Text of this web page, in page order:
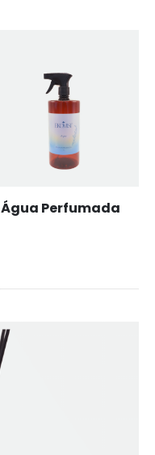
Água Perfumada